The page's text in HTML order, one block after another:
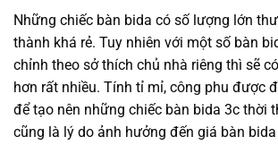
Những chiếc bàn bida có số lượng lớn
thành khá rẻ. Tuy nhiên với một số bàn
chỉnh theo sở thích chủ nhà riêng thì sẽ
hơn rất nhiều. Tính tỉ mỉ, công phu được
để tạo nên những chiếc bàn bida 3c thời
cũng là lý do ảnh hưởng đến giá bàn